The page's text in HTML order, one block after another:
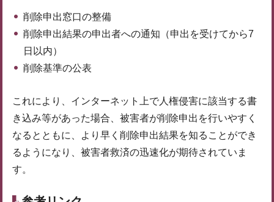
削除申出窓口の整備
削除申出結果の申出者への通知（申出を受けてから7
日以内）
削除基準の公表
これにより、インターネット上で人権侵害に該当する書
き込み等があった場合、被害者が削除申出を行いやすく
なるとともに、より早く削除申出結果を知ることができ
るようになり、被害者救済の迅速化が期待されていま
す。